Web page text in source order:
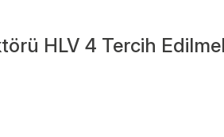
HLV 4 Tercih